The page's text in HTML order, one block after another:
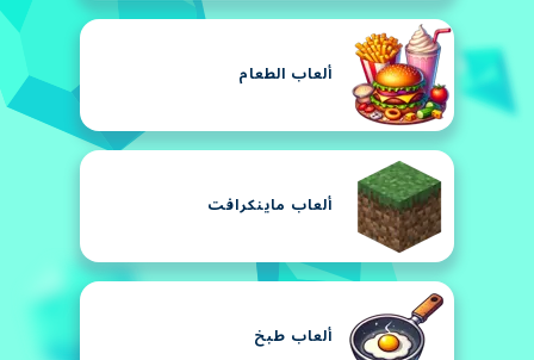
ألعاب الطعام
ألعاب ماينكرافت
ألعاب طبخ